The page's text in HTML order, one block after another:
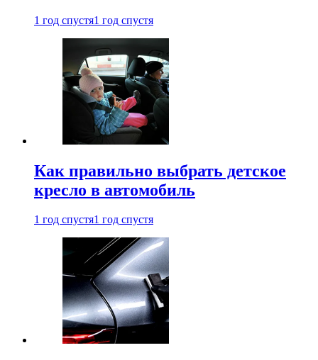
1 год спустя1 год спустя
Как правильно выбрать детское
кресло в автомобиль
1 год спустя1 год спустя